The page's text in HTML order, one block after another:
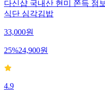
다신샵 국내산 현미 쫀득 점
식단 심각김밥
33,000원
25%24,900원
4.9